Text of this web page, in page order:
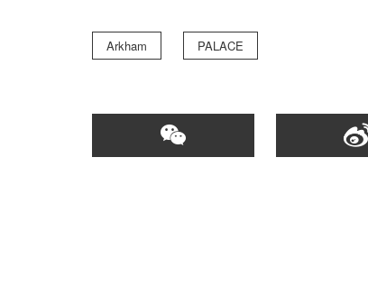
Arkham PALACE